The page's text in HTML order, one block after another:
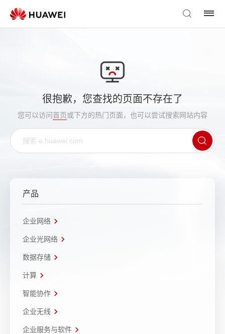
很抱歉，您查找的页面不存在了
您可以访问首页或下方的热门页面，也可以尝试搜索网站内容
产品
企业网络
企业光网络
数据存储
计算
智能协作
企业无线
企业服务与软件